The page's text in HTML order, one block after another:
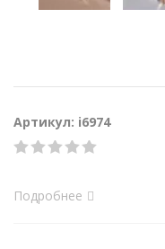
Артикул: i6974
Подробнее